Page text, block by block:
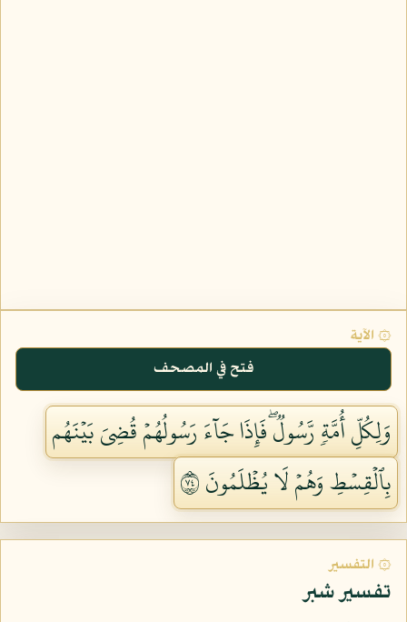
۞ الآية
فتح في المصحف
وَلِكُلِّ أُمَّةٖ رَّسُولٞۖ فَإِذَا جَآءَ رَسُولُهُمۡ قُضِيَ بَيۡنَهُم
بِٱلۡقِسۡطِ وَهُمۡ لَا يُظۡلَمُونَ ٤٧
۞ التفسير
تفسير شبر